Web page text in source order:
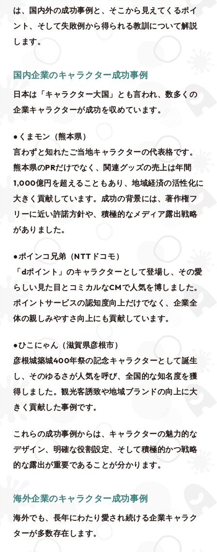
は、国内外の成功事例と、そこから見えてくるポイ
ント、そして失敗例から得られる教訓について解説
します。
国内企業のキャラクター成功事例
日本は「キャラクター大国」とも言われ、数多くの
企業キャラクターが成功を収めています。
●くまモン（熊本県）
言わずと知れたご当地キャラクターの代表格です。
熊本県のPRだけでなく、関連グッズの売上は年間
1,000億円を超えることもあり、地域経済の活性化に
大きく貢献しています。成功の背景には、著作権フ
リーに近い許諾方針や、積極的なメディア露出戦略
がありました。
●ポインコ兄弟（NTTドコモ）
「dポイント」のキャラクターとして登場し、その愛
らしい見た目とコミカルなCMで人気を博しました。
ポイントサービスの認知度向上だけでなく、企業全
体の親しみやすさ向上にも貢献しています。
●ひこにゃん（滋賀県彦根市）
彦根城築城400年祭の記念キャラクターとして誕生
し、そのゆるさが人気を呼び、全国的な知名度を獲
得しました。観光客誘致や地域ブランドの向上に大
きく貢献した事例です。
これらの成功事例からは、キャラクターの魅力的な
デザイン、明確な役割設定、そして積極的かつ戦略
的な露出が重要であることが分かります。
海外企業のキャラクター成功事例
海外でも、長年にわたり愛され続ける企業キャラク
ターが多数存在します。